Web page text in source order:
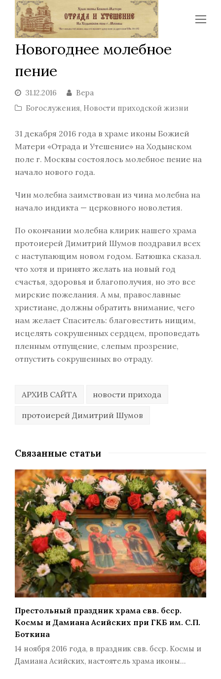
Новогоднее молебное
пение
31.12.2016
Вера
Богослужения, Новости приходской жизни
31 декабря 2016 года в храме иконы Божией
Матери «Отрада и Утешение» на Ходынском
поле г. Москвы состоялось молебное пение на
начало нового года.
Чин молебна заимствован из чина молебна на
начало индикта — церковного новолетия.
По окончании молебна клирик нашего храма
протоиерей Димитрий Шумов поздравил всех
с наступающим новом годом. Батюшка сказал.
что хотя и принято желать на новый год
счастья, здоровья и благополучия, но это все
мирские пожелания. А мы, православные
христиане, должны обратить внимание, чего
нам желает Спаситель: благовестить нищим,
исцелять сокрушенных сердцем, проповедать
пленным отпущение, слепым прозрение,
отпустить сокрушенных во отраду.
АРХИВ САЙТА новости прихода
протоиерей Димитрий Шумов
Связанные статьи
Престольный праздник храма свв. бсср.
Космы и Дамиана Асийских при ГКБ им. С.П.
Боткина
14 ноября 2016 года, в праздник свв. бсср. Космы и
Дамиана Асийских, настоятель храма иконы…